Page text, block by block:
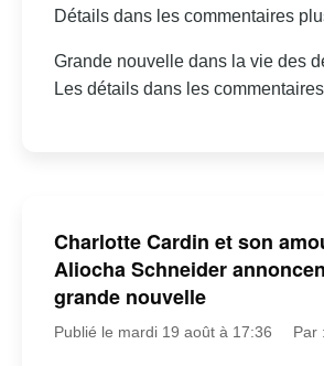
Détails dans les commentaires
Grande nouvelle dans la vie des
Les détails dans les
Charlotte Cardin et son
Aliocha Schneider
grande nouvelle
Publié le mardi 19 août à 17:36 Par